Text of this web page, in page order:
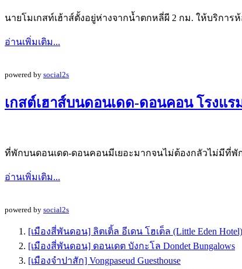
นายโมเกสท์เฮ้าส์ตั้งอยู่ห่างจากน้ำตกหลี่ผี 2 กม. ให้บริกา
อ่านเพิ่มเติม...
powered by social2s
เกสต์เฮาส์บนดอนเดด-ดอนคอน โรงแ
ที่พักบนดอนเดด-ดอนคอนมีเยอะมากจนไม่ต้องกลัวไม่มีที่พั
อ่านเพิ่มเติม...
powered by social2s
[เมืองสี่พันดอน] ลิตเติ้ล อีเดน โฮเต็ล (Little Eden Hotel)
[เมืองสี่พันดอน] ดอนเดต บังกะโล Dondet Bungalows
[เมืองจำปาสัก] Vongpaseud Guesthouse